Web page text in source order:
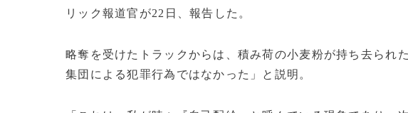
リック報道官が22日、報告した。
略奪を受けたトラックからは、積み荷の小麦粉が持ち去られ
集団による犯罪行為ではなかった」と説明。